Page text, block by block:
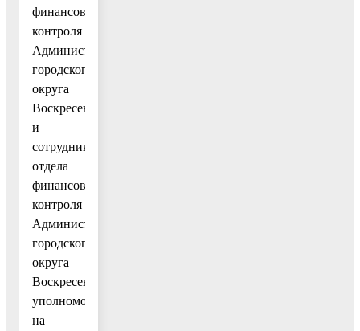
финансового
контроля
Администрации
городского
округа
Воскресенск
и
сотрудники
отдела
финансового
контроля
Администрации
городского
округа
Воскресенск,
уполномоченные
на